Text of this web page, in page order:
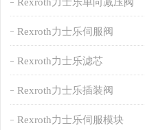
Rexroth力士乐伺服阀
Rexroth力士乐滤芯
Rexroth力士乐插装阀
Rexroth力士乐伺服模块